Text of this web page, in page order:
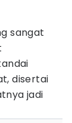
sangat
disertai
jadi